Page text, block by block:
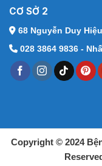
CƠ SỞ 2
68 Nguyễn Duy
028 3864 9836 -
Copyright © 2024